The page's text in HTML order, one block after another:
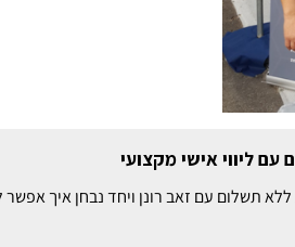
ליווי אישי מקצועי
יעוץ של 30 דקות ללא תשלום עם זאב רונן ויחד